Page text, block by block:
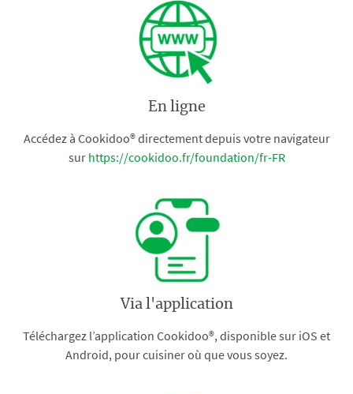
En ligne
Accédez à Cookidoo® directement depuis votre navigateur
sur https://cookidoo.fr/foundation/fr-FR
Via l'application
Téléchargez l’application Cookidoo®, disponible sur iOS et
Android, pour cuisiner où que vous soyez.